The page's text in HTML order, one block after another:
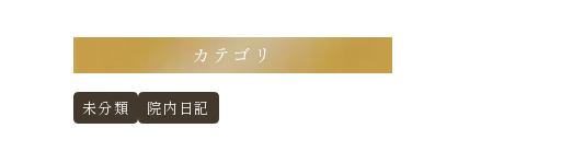
カテゴリ
未分類 院内日記